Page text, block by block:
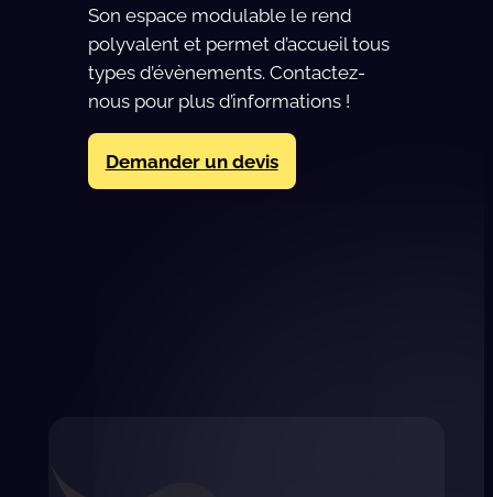
Son espace modulable le rend
polyvalent et permet d’accueil tous
types d’évènements. Contactez-
nous pour plus d’informations !
Demander un devis